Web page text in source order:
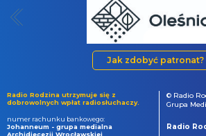
Jak zdobyć patronat?
Radio Rodzina utrzymuje się z
dobrowolnych wpłat radiosłuchaczy.
numer rachunku bankowego:
Johanneum - grupa medialna
Archidiecezji Wrocławskiej
© Radio
Grupa
Radio